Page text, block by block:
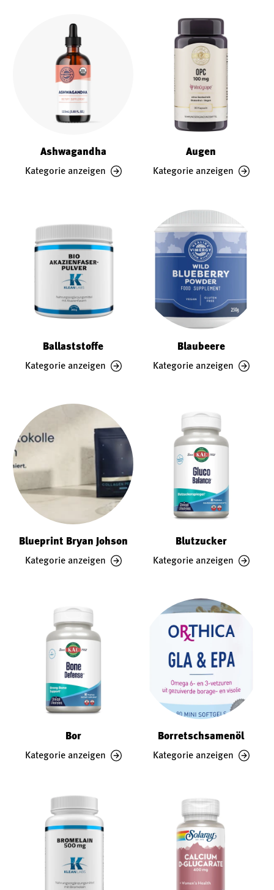
Ashwagandha
Kategorie anzeigen
Augen
Kategorie anzeigen
Ballaststoffe
Kategorie anzeigen
Blaubeere
Kategorie anzeigen
Blueprint Bryan Johson
Kategorie anzeigen
Blutzucker
Kategorie anzeigen
Bor
Kategorie anzeigen
Borretschsamenöl
Kategorie anzeigen